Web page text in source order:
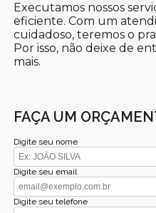
Executamos nossos
eficiente. Com um
cuidadoso, teremos o
Por isso, não deixe de
mais.
FAÇA UM
Digite seu nome
Digite seu email
Digite seu telefone